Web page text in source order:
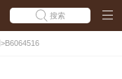
搜索
>B6064516